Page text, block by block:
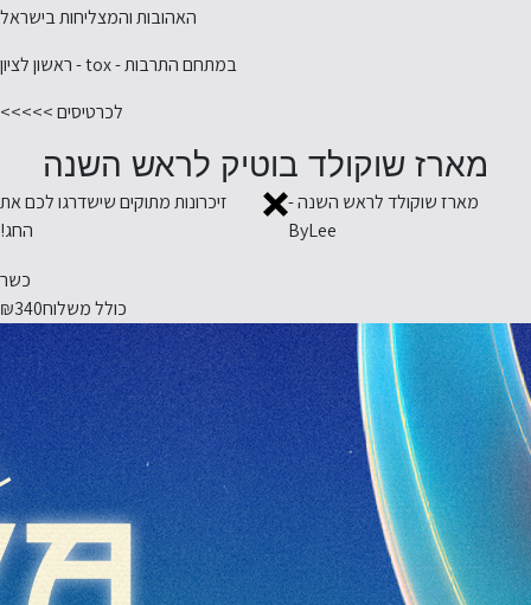
האהובות והמצליחות בישראל
במתחם התרבות - tox - ראשון לציון
לכרטיסים >>>>>
מארז שוקולד בוטיק לראש השנה
מארז שוקולד לראש השנה -
ByLee
זיכרונות מתוקים שישדרגו לכם את
החג!
כשר
כולל משלוח₪340